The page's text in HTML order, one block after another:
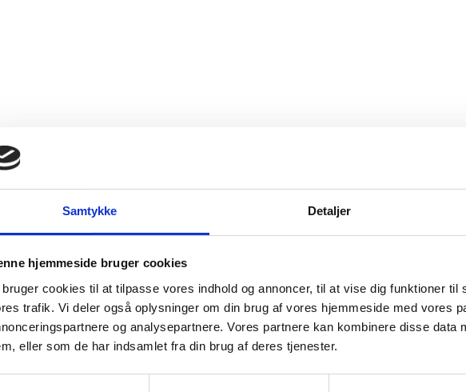
Samtykke Detaljer
hjemmeside bruger cookies
bruger cookies til at tilpasse vores indhold og annoncer, til at vise dig funktioner til
trafik. Vi deler også oplysninger om din brug af vores hjemmeside med vores
og analysepartnere. Vores partnere kan kombinere disse data
eller som de har indsamlet fra din brug af deres tjenester.
My Favorite Things:
med høj krave, markante sadelskuldre og detaljer, der skiller sig ud. Ryggen og
mod håndleddet. Kraven kan strikkes både kort eller lang, så du kan
mulighed for at prøve den på undervejs og justere den efter dine mål.
134 (141) 148 (154) cm